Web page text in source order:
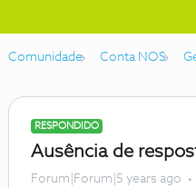
Comunidade Conta NOS
RESPONDIDO
Ausência de
Forum|Forum|5 years ago